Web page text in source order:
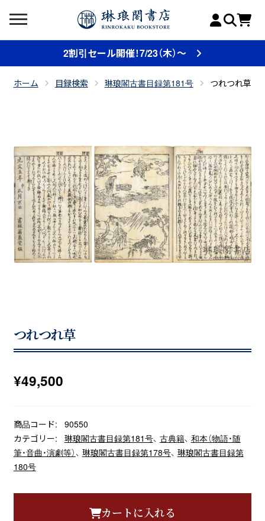
2割引セール開催！7/23（木）～
ホーム 目録検索 琳琅閣古書目録第181号 つれつれ草
つれつれ草
¥49,500
商品コード:
90550
カテゴリー:
琳琅閣古書目録第181号、 古典籍、 和本（物語・随
筆・音曲・演劇等） 、 琳琅閣古書目録第178号、 琳琅閣古書目録第
180号
カートに入れる